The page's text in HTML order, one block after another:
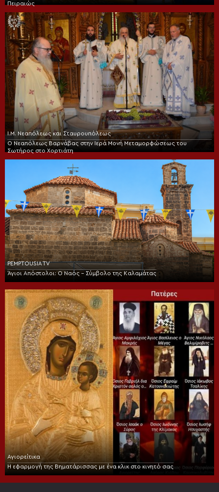
Πειραιώς
Ι.Μ. Νεαπόλεως και Σταυρουπόλεως
Ο Νεαπόλεως Βαρνάβας στην Ιερά Μονή Μεταμορφώσεως του
Σωτήρος στο Χορτιάτη
PEMPTOUSIA TV
Άγιοι Απόστολοι: Ο Ναός – Σύμβολο της Καλαμάτας
Αγιορείτικα
Η εφαρμογή της Βηματάρισσας με ένα κλικ στο κινητό σας